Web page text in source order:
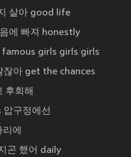
살아 good life
에 빠져 honestly
famous girls girls girls
잖아 get the chances
후회해
구정에선
에
곤 했어 daily